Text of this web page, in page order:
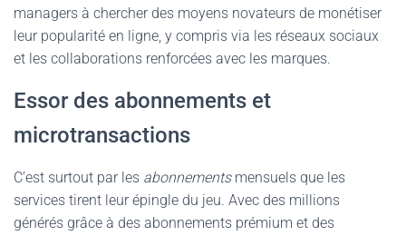
managers à chercher des moyens novateurs de monétiser
leur popularité en ligne, y compris via les réseaux sociaux
et les collaborations renforcées avec les marques.
Essor des abonnements et
microtransactions
C’est surtout par les abonnementsmensuels que les
services tirent leur épingle du jeu. Avec des millions
générés grâce à des abonnements prémium et des